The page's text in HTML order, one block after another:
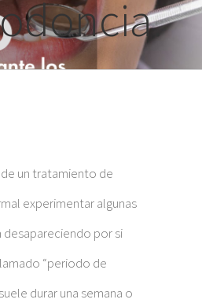
un tratamiento de
experimentar algunas
desapareciendo por si
“periodo de
durar una semana o